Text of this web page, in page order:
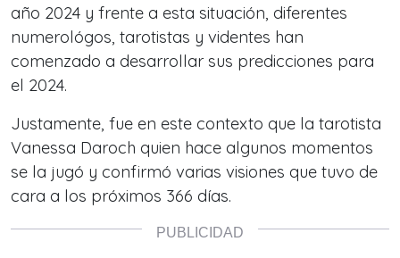
año 2024 y frente a esta situación, diferentes
numerológos, tarotistas y videntes han
comenzado a desarrollar sus predicciones para
el 2024.
Justamente, fue en este contexto que la tarotista
Vanessa Daroch quien hace algunos momentos
se la jugó y confirmó varias visiones que tuvo de
cara a los próximos 366 días.